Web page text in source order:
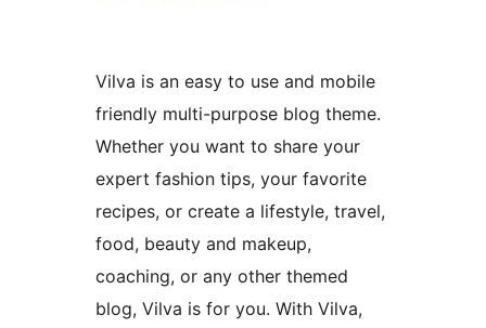
Vilva is an easy to use and mobile
friendly multi-purpose blog theme.
Whether you want to share your
expert fashion tips, your favorite
recipes, or create a lifestyle, travel,
food, beauty and makeup,
coaching, or any other themed
blog, Vilva is for you. With Vilva,